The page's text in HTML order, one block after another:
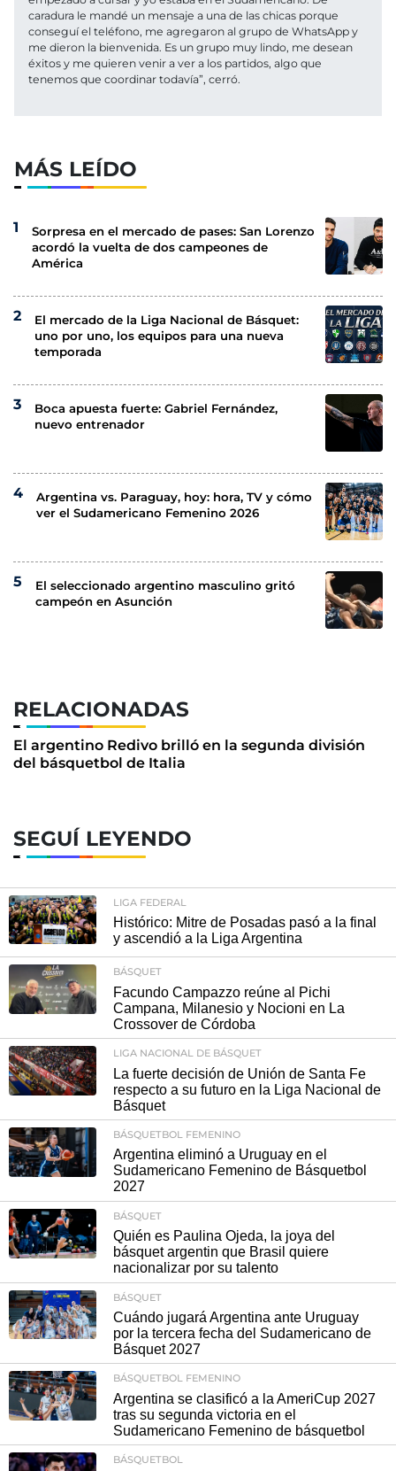
caradura le mandé un mensaje a una de las chicas porque
conseguí el teléfono, me agregaron al grupo de WhatsApp y
me dieron la bienvenida. Es un grupo muy lindo, me desean
éxitos y me quieren venir a ver a los partidos, algo que
tenemos que coordinar todavía”, cerró.
RELACIONADAS
El argentino Redivo brilló en la segunda división
del básquetbol de Italia
MÁS LEÍDO
Sorpresa en el mercado de pases: San Lorenzo
acordó la vuelta de dos campeones de
América
El mercado de la Liga Nacional de Básquet:
uno por uno, los equipos para una nueva
temporada
Boca apuesta fuerte: Gabriel Fernández,
nuevo entrenador
Argentina vs. Paraguay, hoy: hora, TV y cómo
ver el Sudamericano Femenino 2026
El seleccionado argentino masculino gritó
campeón en Asunción
SEGUÍ LEYENDO
LIGA FEDERAL
Histórico: Mitre de Posadas pasó a la final
y ascendió a la Liga Argentina
BÁSQUET
Facundo Campazzo reúne al Pichi
Campana, Milanesio y Nocioni en La
Crossover de Córdoba
LIGA NACIONAL DE BÁSQUET
La fuerte decisión de Unión de Santa Fe
respecto a su futuro en la Liga Nacional de
Básquet
BÁSQUETBOL FEMENINO
Argentina eliminó a Uruguay en el
Sudamericano Femenino de Básquetbol
2027
BÁSQUET
Quién es Paulina Ojeda, la joya del
básquet argentin que Brasil quiere
nacionalizar por su talento
BÁSQUET
Cuándo jugará Argentina ante Uruguay
por la tercera fecha del Sudamericano de
Básquet 2027
BÁSQUETBOL FEMENINO
Argentina se clasificó a la AmeriCup 2027
tras su segunda victoria en el
Sudamericano Femenino de básquetbol
BÁSQUETBOL